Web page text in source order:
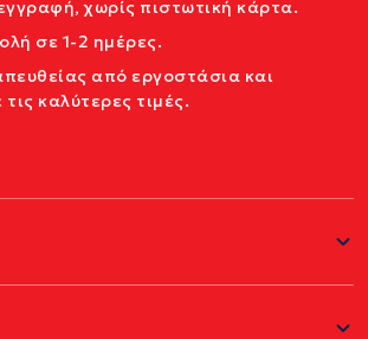
χωρίς πιστωτική κάρτα.
σε 1-2 ημέρες.
από εργοστάσια και
καλύτερες τιμές.